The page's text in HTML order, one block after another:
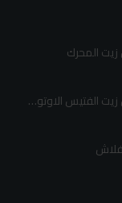
المحرك
الطريقة الصحيحة لقياس زيت الفتيس الاوتوماتيك